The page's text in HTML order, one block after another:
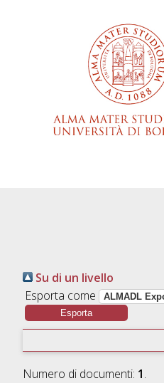
Su di un livello
Esporta come
Numero di documenti: 1.